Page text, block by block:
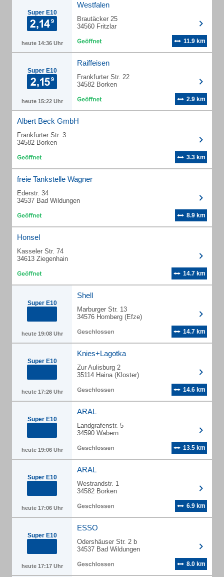
Super E10
heute 14:36 Uhr
Westfalen
Brautäcker 25
34560 Fritzlar
11.9 km
Super E10
heute 15:22 Uhr
Raiffeisen
Frankfurter Str. 22
34582 Borken
2.9 km
Albert Beck GmbH
Frankfurter Str. 3
34582 Borken
3.3 km
freie Tankstelle Wagner
Ederstr. 34
34537 Bad Wildungen
8.9 km
Honsel
Kasseler Str. 74
34613 Ziegenhain
14.7 km
Super E10
heute 19:08 Uhr
Shell
Marburger Str. 13
34576 Homberg (Efze)
14.7 km
Super E10
heute 17:26 Uhr
Knies+Lagotka
Zur Aulisburg 2
35114 Haina (Kloster)
14.6 km
Super E10
heute 19:06 Uhr
ARAL
Landgrafenstr. 5
34590 Wabern
13.5 km
Super E10
heute 17:06 Uhr
ARAL
Westrandstr. 1
34582 Borken
6.9 km
Super E10
heute 17:17 Uhr
ESSO
Odershäuser Str. 2 b
34537 Bad Wildungen
8.0 km